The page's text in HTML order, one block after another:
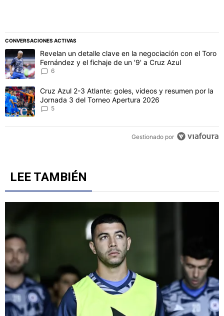
CONVERSACIONES ACTIVAS
Este listado muestra los artículos con más comentarios en los
Un artículo de tendencia con el título "Revelan un detalle clave
Revelan un detalle clave en la negociación con el Toro
Fernández y el fichaje de un '9' a Cruz Azul
6
Un artículo de tendencia con el título "Cruz Azul 2-3 Atlante:
Cruz Azul 2-3 Atlante: goles, videos y resumen por la
Jornada 3 del Torneo Apertura 2026
5
Gestionado por
LEE TAMBIÉN